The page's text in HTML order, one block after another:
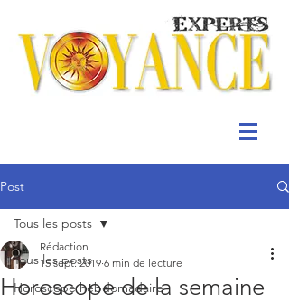
Post
Tous les posts
Horoscope hebdomadaire
Tous les posts
Horoscope de la semaine
Rédaction
15 sept. 2019 6 min de lecture